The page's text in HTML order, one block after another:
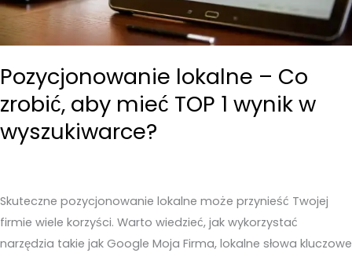
Pozycjonowanie lokalne – Co
zrobić, aby mieć TOP 1 wynik w
wyszukiwarce?
Skuteczne pozycjonowanie lokalne może przynieść Twojej
firmie wiele korzyści. Warto wiedzieć, jak wykorzystać
narzędzia takie jak Google Moja Firma, lokalne słowa kluczowe